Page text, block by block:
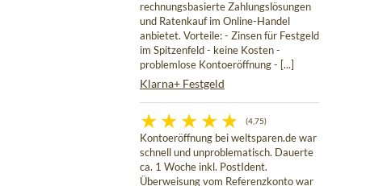
rechnungsbasierte Zahlungslösungen
und Ratenkauf im Online-Handel
anbietet. Vorteile: - Zinsen für Festgeld
im Spitzenfeld - keine Kosten -
problemlose Kontoeröffnung - [...]
Klarna+ Festgeld
(4,75)
Kontoeröffnung bei weltsparen.de war
schnell und unproblematisch. Dauerte
ca. 1 Woche inkl. PostIdent.
Überweisung vom Referenzkonto war